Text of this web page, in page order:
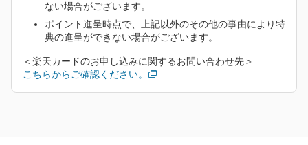
ない場合がございます。
ポイント進呈時点で、上記以外のその他の事由により特
典の進呈ができない場合がございます。
＜楽天カードのお申し込みに関するお問い合わせ先＞
こちらからご確認ください。